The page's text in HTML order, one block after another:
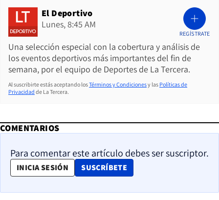
El Deportivo
Lunes, 8:45 AM
Una selección especial con la cobertura y análisis de
los eventos deportivos más importantes del fin de
semana, por el equipo de Deportes de La Tercera.
REGÍSTRATE
Al suscribirte estás aceptando losTérminos y Condicionesy las Políticas de
Privacidad de La Tercera.
COMENTARIOS
Para comentar este artículo debes ser suscriptor.
INICIA SESIÓN SUSCRÍBETE
OPENS IN NEW WINDOW